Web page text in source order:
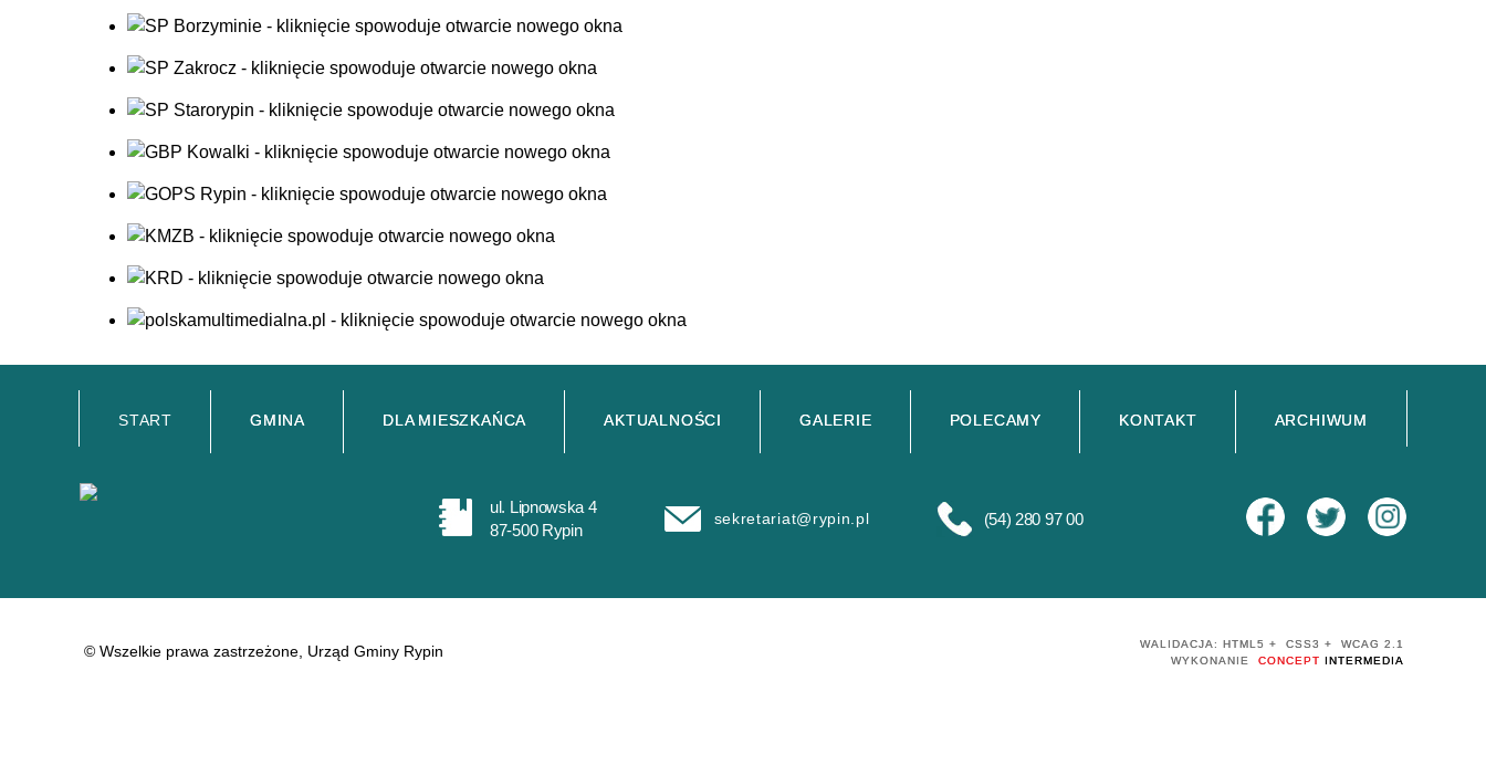
START GMINA DLA MIESZKAŃCA AKTUALNOŚCI GALERIE POLECAMY KONTAKT ARCHIWUM
ul. Lipnowska 4
87-500 Rypin
sekretariat@rypin.pl (54) 280 97 00
© Wszelkie prawa zastrzeżone, Urząd Gminy Rypin WALIDACJA: HTML5 + CSS3 + WCAG 2.1
WYKONANIE CONCEPT INTERMEDIA